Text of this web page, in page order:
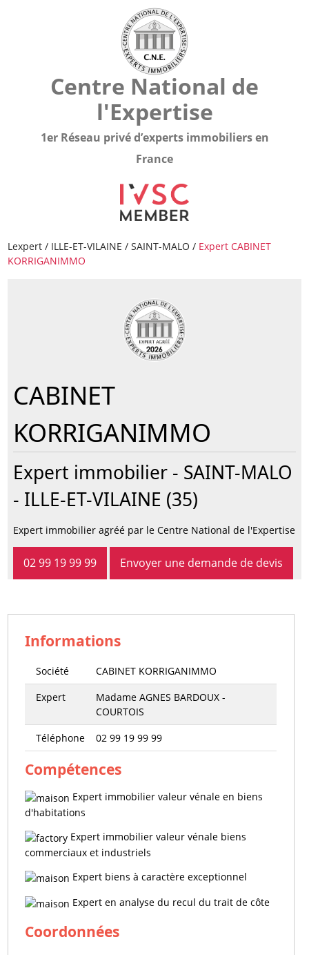
Centre National de
l'Expertise
1er Réseau privé d’experts immobiliers en
France
Lexpert / ILLE-ET-VILAINE /SAINT-MALO / Expert CABINET
KORRIGANIMMO
CABINET
KORRIGANIMMO
Expert immobilier - SAINT-MALO
- ILLE-ET-VILAINE (35)
Expert immobilier agréé par le Centre National de l'Expertise
02 99 19 99 99 Envoyer une demande de devis
Informations
Société
CABINET KORRIGANIMMO
Expert
Madame AGNES BARDOUX -
COURTOIS
Téléphone
02 99 19 99 99
Compétences
Expert immobilier valeur vénale en biens
d'habitations
Expert immobilier valeur vénale biens
commerciaux et industriels
Expert biens à caractère exceptionnel
Expert en analyse du recul du trait de côte
Coordonnées